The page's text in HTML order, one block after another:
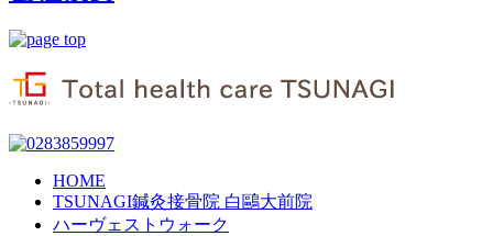
HOME
TSUNAGI鍼灸接骨院 白鷗大前院
ハーヴェストウォーク